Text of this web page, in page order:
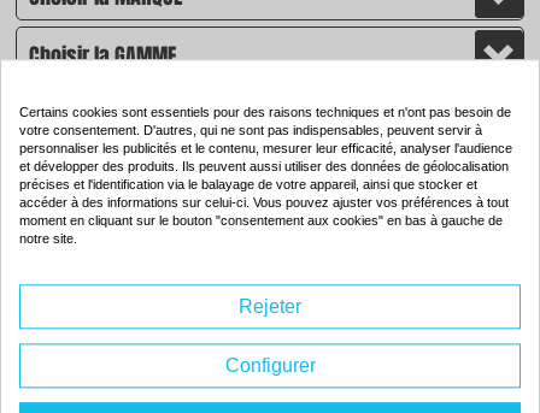
CHERCHER
Certains cookies sont essentiels pour des raisons techniques et n'ont pas besoin de
votre consentement. D'autres, qui ne sont pas indispensables, peuvent servir à
personnaliser les publicités et le contenu, mesurer leur efficacité, analyser l'audience
et développer des produits. Ils peuvent aussi utiliser des données de géolocalisation
précises et l'identification via le balayage de votre appareil, ainsi que stocker et
accéder à des informations sur celui-ci. Vous pouvez ajuster vos préférences à tout
moment en cliquant sur le bouton "consentement aux cookies" en bas à gauche de
notre site.
Rejeter
Configurer